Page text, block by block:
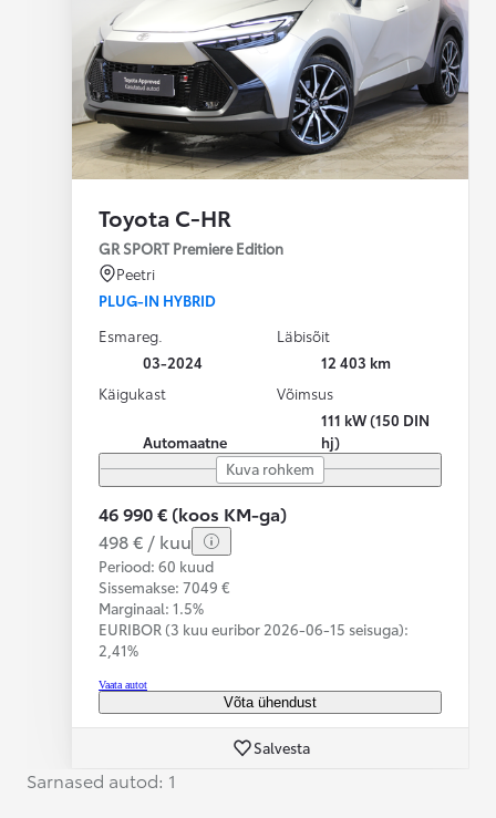
Toyota C-HR
GR SPORT Premiere Edition
Peetri
PLUG-IN HYBRID
Esmareg.
03-2024
Läbisõit
12 403 km
Käigukast
Automaatne
Võimsus
111 kW (150 DIN
hj)
Kuva rohkem
46 990 € (koos KM-ga)
498 € / kuu
Periood: 60 kuud
Sissemakse: 7049 €
Marginaal: 1.5%
EURIBOR (3 kuu euribor 2026-06-15 seisuga):
2,41%
Vaata autot
Võta ühendust
Salvesta
Sarnased autod: 1